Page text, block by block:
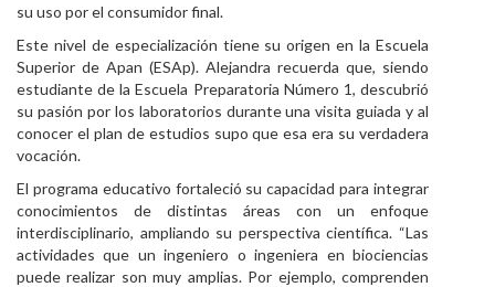
su uso por el consumidor final.
Este nivel de especialización tiene su origen en la Escuela
Superior de Apan (ESAp). Alejandra recuerda que, siendo
estudiante de la Escuela Preparatoria Número 1, descubrió
su pasión por los laboratorios durante una visita guiada y al
conocer el plan de estudios supo que esa era su verdadera
vocación.
El programa educativo fortaleció su capacidad para integrar
conocimientos de distintas áreas con un enfoque
interdisciplinario, ampliando su perspectiva científica. “Las
actividades que un ingeniero o ingeniera en biociencias
puede realizar son muy amplias. Por ejemplo, comprenden